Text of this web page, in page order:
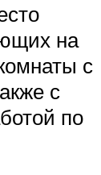
на
с
с
по